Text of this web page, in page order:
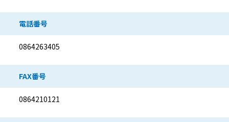
電話番号
0864263405
FAX番号
0864210121